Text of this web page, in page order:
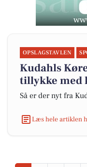
OPSLAGSTAVLEN
Kudahls
tillykke med
Så er der nyt fra
Læs hele artiklen